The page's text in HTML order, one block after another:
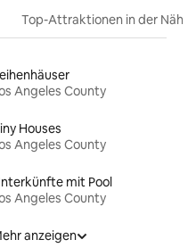
Top-Attraktionen in der
Angeles County
Houses
Angeles County
mit Pool
Angeles County
anzeigen